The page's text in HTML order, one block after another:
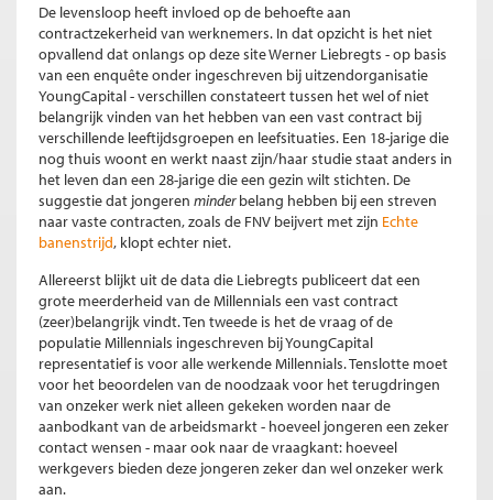
De levensloop heeft invloed op de behoefte aan
contractzekerheid van werknemers. In dat opzicht is het niet
opvallend dat onlangs op deze site Werner Liebregts - op basis
van een enquête onder ingeschreven bij uitzendorganisatie
YoungCapital - verschillen constateert tussen het wel of niet
belangrijk vinden van het hebben van een vast contract bij
verschillende leeftijdsgroepen en leefsituaties. Een 18-jarige die
nog thuis woont en werkt naast zijn/haar studie staat anders in
het leven dan een 28-jarige die een gezin wilt stichten. De
suggestie dat jongeren minderbelang hebben bij een streven
naar vaste contracten, zoals de FNV beijvert met zijn Echte
banenstrijd, klopt echter niet.
Allereerst blijkt uit de data die Liebregts publiceert dat een
grote meerderheid van de Millennials een vast contract
(zeer)belangrijk vindt. Ten tweede is het de vraag of de
populatie Millennials ingeschreven bij YoungCapital
representatief is voor alle werkende Millennials. Tenslotte moet
voor het beoordelen van de noodzaak voor het terugdringen
van onzeker werk niet alleen gekeken worden naar de
aanbodkant van de arbeidsmarkt - hoeveel jongeren een zeker
contact wensen - maar ook naar de vraagkant: hoeveel
werkgevers bieden deze jongeren zeker dan wel onzeker werk
aan.